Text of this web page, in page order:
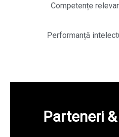
Competențe
Performanță
Parteneri